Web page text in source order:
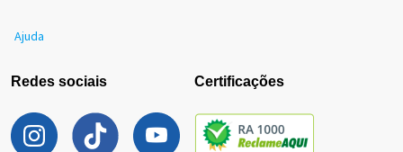
Ajuda
Redes sociais Certificações